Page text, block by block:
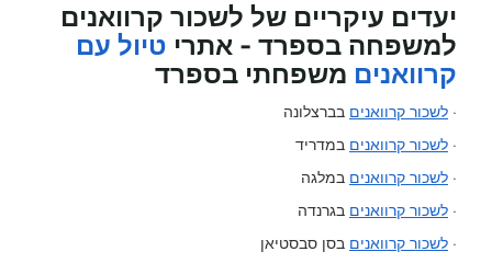
יעדים עיקריים של לשכור קרוואנים
למשפחה בספרד - אתרי טיול עם
קרוואנים משפחתי בספרד
· לשכור קרוואנים בברצלונה
· לשכור קרוואנים במדריד
· לשכור קרוואנים במלגה
· לשכור קרוואנים בגרנדה
· לשכור קרוואנים בסן סבסטיאן